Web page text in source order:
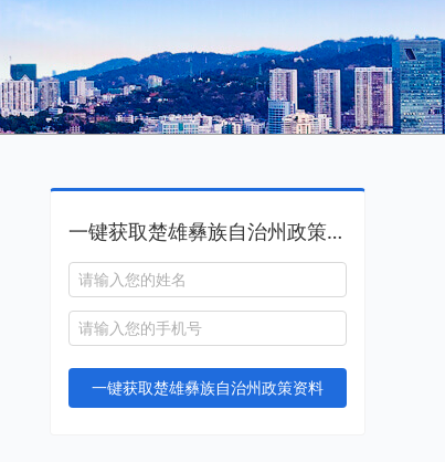
一键获取楚雄彝族自治州政策资料
一键获取楚雄彝族自治州政策资料